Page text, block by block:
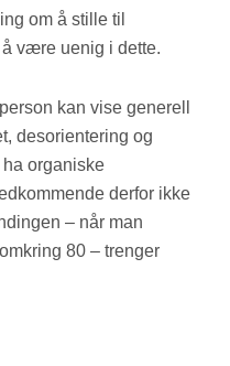
om å stille til
være uenig i dette.
kan vise generell
desorientering og
organiske
derfor ikke
– når man
80 – trenger